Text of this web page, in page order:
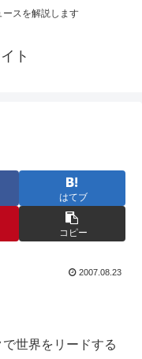
スを解説します
ト
はてブ
コピー
2007.08.23
世界をリードする